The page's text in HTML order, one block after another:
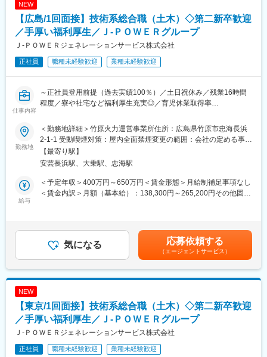
▼9:00修繕作業対応等
▼13:00各自スケジュール管理による、デスクワーク、各種資料作
成
▼17:00頃 退社
◇平均残業16時間
◇土日祝休み／年間休日123日
◇育児休業取得率100％（2024年度実績）
＊社員の健康と充実した生活に配慮した生産性の高い職場の実現
のために「時間外労働、有給取得の見える化」や「No残業デーの
更なる徹底」など会社全体として取り組みをしております。
■当社の魅力について：
◎ 手厚い福利厚生
教育・研修制度を通じて、着実なキャリアアップを支援します。
（1） 資格取得向け外部講習は上限なく会社負担。平日の研修も
担。
（4） 各拠点の合格者である先輩が、試験傾向や面接対策まで手
厚くサポート。
◎ J-POWERグループの安定性
火力発電所の副産物をセメント原料や肥料として活用するなど、
NEW
【広島/1回面接】技術系総合職（土木）◇第二新卒歓迎
／手厚い福利厚生／Ｊ‐ＰＯＷＥＲグループ
Ｊ‐ＰＯＷＥＲジェネレーションサービス株式会社
正社員 職種未経験歓迎 業種未経験歓迎
仕事内容
～正社員登用前提（過去実績100％）／土日祝休み／残業16時間
程度／寮や社宅など福利厚生充実◎／育児休業取得率
備運営のすべてを担う会社です／プライム上場で日本有数の電力
会社である電源開発株式会社の100％子会社～
■業務概要：
同社の管理する火力発電プラントの土木関係の点検・保守計画の
立案から、補修・新設工事の管理・実施、関係部署・機関との調
整を担当します。
・火力発電所の建築設備に係る技術総括及び社内外調整
・火力運営事業所技術支援
▼9:00修繕作業対応等
▼13:00各自スケジュール管理による、デスクワーク、各種資料作
成
▼17:00頃 退社
勤務地
＜勤務地詳細＞竹原火力運営事業所住所：広島県竹原市忠海長浜
2-1-1 受動喫煙対策：屋内全面禁煙変更の範囲：会社の定める事業
所【最寄り駅】
安芸長浜駅、大乗駅、忠海駅
給与
＜予定年収＞400万円～650万円＜賃金形態＞月給制補足事項なし
＜賃金内訳＞月額（基本給）：138,300円～265,200円その他固定
名：680万円・40歳扶養2名：810万円※1.上記年収は本店勤務にて
試算、残業手当21H/円を含む※2.社宅、寮、借上げ社宅はモデル年
収に含まれません。賃金はあくまでも目安の金額であり、選考を
通じて上下する可能性があります。月給(月額)は固定手当を含めた
表記です。
気になる 応募依頼する
（エージェントサービス）
NEW
【東京/1回面接】技術系総合職（土木）◇第二新卒歓迎
／手厚い福利厚生／Ｊ‐ＰＯＷＥＲグループ
Ｊ‐ＰＯＷＥＲジェネレーションサービス株式会社
正社員 職種未経験歓迎 業種未経験歓迎